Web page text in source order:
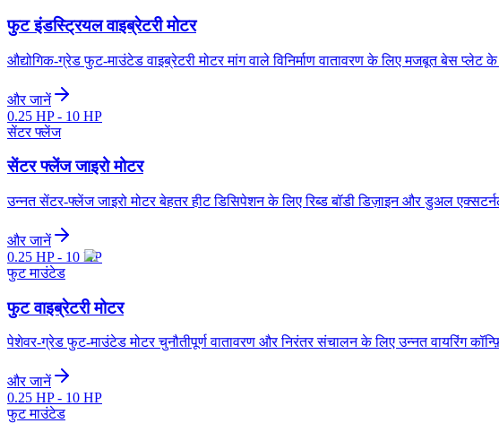
फुट इंडस्ट्रियल वाइब्रेटरी मोटर
औद्योगिक-ग्रेड फुट-माउंटेड वाइब्रेटरी मोटर मांग वाले विनिर्माण वातावरण के लिए मजबूत बेस प्लेट के
और जानें
0.25 HP - 10 HP
सेंटर फ्लेंज
सेंटर फ्लेंज जाइरो मोटर
उन्नत सेंटर-फ्लेंज जाइरो मोटर बेहतर हीट डिसिपेशन के लिए रिब्ड बॉडी डिज़ाइन और डुअल
और जानें
0.25 HP - 10 HP
फुट माउंटेड
फुट वाइब्रेटरी मोटर
पेशेवर-ग्रेड फुट-माउंटेड मोटर चुनौतीपूर्ण वातावरण और निरंतर संचालन के लिए उन्नत वायरिंग
और जानें
0.25 HP - 10 HP
फुट माउंटेड